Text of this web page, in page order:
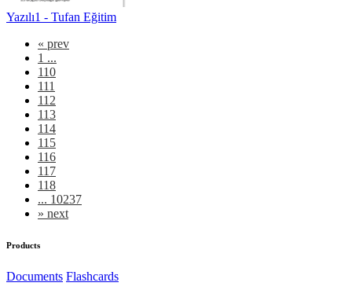
Yazılı1 - Tufan Eğitim
« prev
1 ...
110
111
112
113
114
115
116
117
118
... 10237
» next
Products
Documents Flashcards